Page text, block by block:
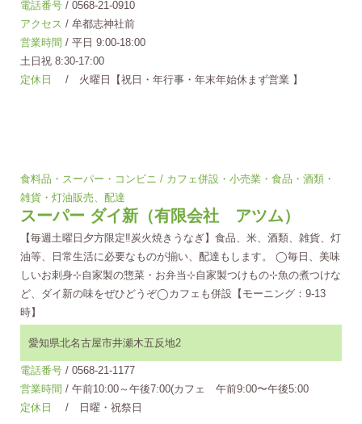
電話番号 / 0568-21-0910
アクセス / 牟都志神社前
営業時間 / 平日 9:00-18:00
土日祝 8:30-17:00
定休日
/ 火曜日【祝日・年行事・年末年始休まず営業 】
食料品・スーパー・コンビニ / カフェ併設・小売業・食品・酒類・
雑貨・灯油販売、配達
スーパー ダイ新（有限会社 アツム）
【毎週土曜日夕方限定‼︎炭火焼きうなぎ】食品、米、酒類、雑貨、灯
油等、日常生活に必要なものが揃い、配達もします。 ◯毎日、美味
しいお刺身⊹自家製の惣菜・お弁当⊹自家製つけもの⊹魚の煮つけな
ど、ダイ新の味をぜひどうぞ◯カフェも併設【モーニング：9-13
時】
愛知県北名古屋市井瀬木五反地2
電話番号 / 0568-21-1177
営業時間 / 午前10:00～午後7:00(カフェ 午前9:00〜午後5:00
定休日
/ 日曜・祝祭日